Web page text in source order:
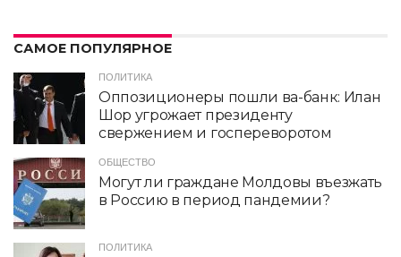
САМОЕ ПОПУЛЯРНОЕ
ПОЛИТИКА
Оппозиционеры пошли ва-банк: Илан
Шор угрожает президенту
свержением и госпереворотом
ОБЩЕСТВО
Могут ли граждане Молдовы въезжать
в Россию в период пандемии?
ПОЛИТИКА